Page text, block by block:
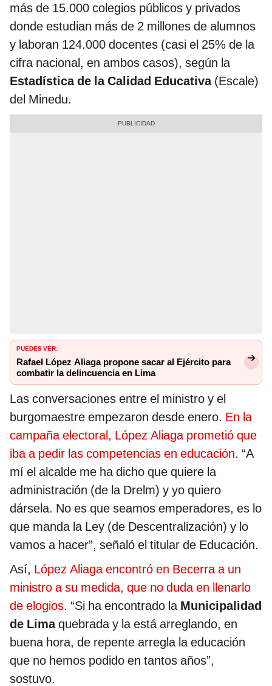
más de 15.000 colegios públicos y privados
donde estudian más de 2 millones de alumnos
y laboran 124.000 docentes (casi el 25% de la
cifra nacional, en ambos casos), según la
Estadística de la Calidad Educativa(Escale)
del Minedu.
PUEDES VER:
Rafael López Aliaga propone sacar al Ejército para
combatir la delincuencia en Lima
Las conversaciones entre el ministro y el
burgomaestre empezaron desde enero. En la
campaña electoral, López Aliaga prometió que
iba a pedir las competencias en educación. “A
mí el alcalde me ha dicho que quiere la
administración (de la Drelm) y yo quiero
dársela. No es que seamos emperadores, es lo
que manda la Ley (de Descentralización) y lo
vamos a hacer”, señaló el titular de Educación.
Así, López Aliaga encontró en Becerra a un
ministro a su medida, que no duda en llenarlo
de elogios. “Si ha encontrado la Municipalidad
de Limaquebrada y la está arreglando, en
buena hora, de repente arregla la educación
que no hemos podido en tantos años”,
sostuvo.